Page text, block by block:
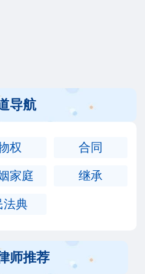
导航
权 合同
家庭 继承
法典
师推荐